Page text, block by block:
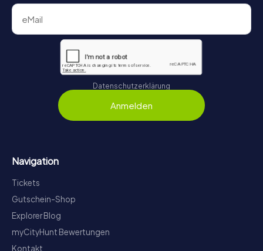
Datenschutzerklärung
Anmelden
Navigation
Tickets
Gutschein-Shop
Explorer Blog
myCityHunt Bewertungen
Kontakt